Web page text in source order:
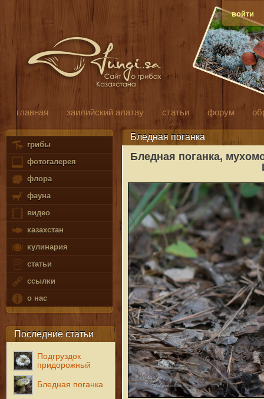
войти
главная заилийский алатау статьи форум
грибы
фотогалерея
флора
фауна
видео
казахстан
кулинария
статьи
ссылки
о нас
Последние статьи
Подгруздок
придорожный
Бледная поганка
Бледная поганка
Бледная поганка,